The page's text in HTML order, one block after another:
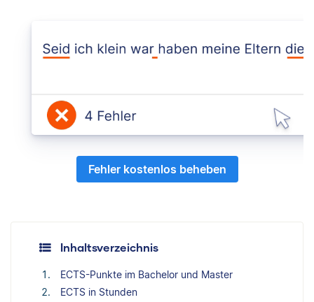
Fehler kostenlos beheben
Inhaltsverzeichnis
ECTS-Punkte im Bachelor und Master
ECTS in Stunden